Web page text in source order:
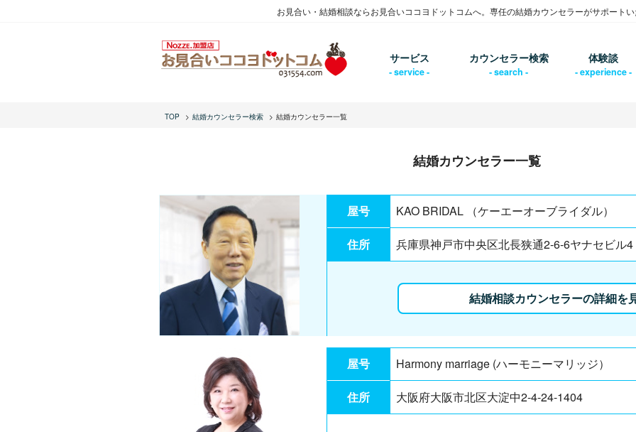
お見合い・結婚相談ならお見合いココヨドットコムへ。専任の結婚カウンセラーがサポートい
サービス カウンセラー検索 体験談
TOP 結婚カウンセラー検索 結婚カウンセラー一覧
結婚カウンセラー一覧
屋号 KAO BRIDAL （ケーエーオーブライダル）
住所 兵庫県神戸市中央区北長狭通2-6-6ヤナセビル4
結婚相談カウンセラーの詳細を
屋号 Harmony marriage (ハーモニーマリッジ）
住所 大阪府大阪市北区大淀中2-4-24-1404